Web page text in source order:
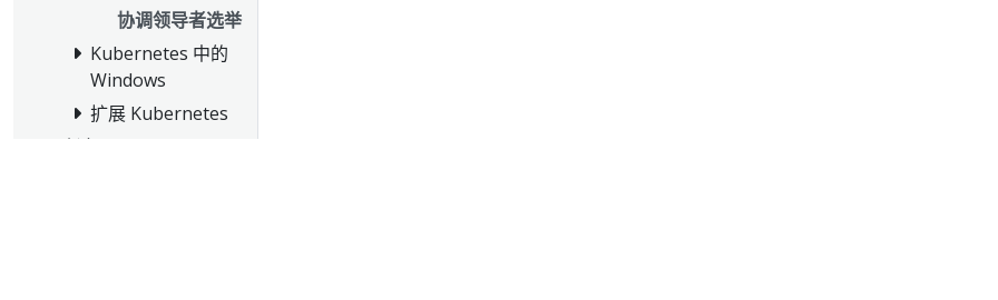
协调领导者选举
Kubernetes 中的
Windows
扩展 Kubernetes
任务